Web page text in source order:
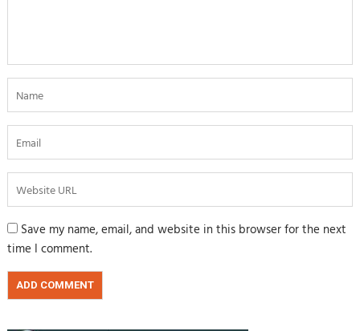
Save my name, email, and website in this browser for the next
time I comment.